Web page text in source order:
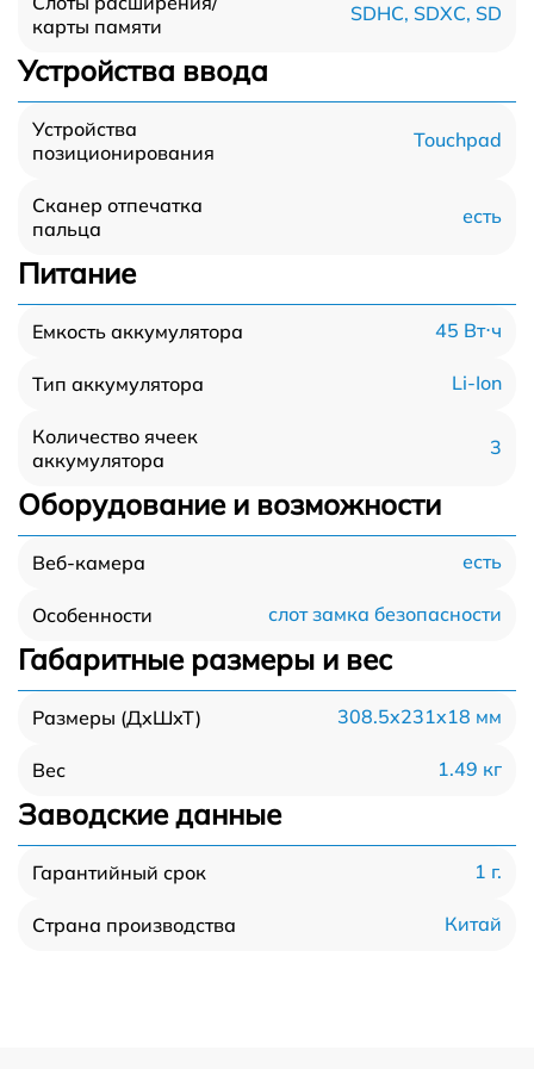
карты памяти
SDHC, SDXC, SD
Устройства ввода
Устройства
позиционирования
Touchpad
Сканер отпечатка
пальца
есть
Питание
Емкость аккумулятора 45 Вт⋅ч
Тип аккумулятора Li-Ion
Количество ячеек
аккумулятора
3
Оборудование и возможности
Веб-камера есть
Особенности слот замка безопасности
Габаритные размеры и вес
Размеры (ДхШхТ) 308.5x231x18 мм
Вес 1.49 кг
Заводские данные
Гарантийный срок 1 г.
Страна производства Китай